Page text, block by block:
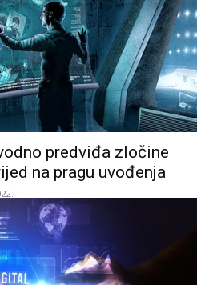
predviđa zločine
na pragu uvođenja